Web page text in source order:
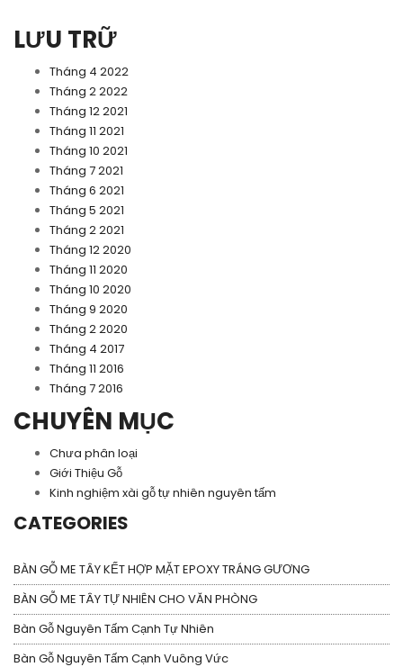
LƯU TRỮ
Tháng 4 2022
Tháng 2 2022
Tháng 12 2021
Tháng 11 2021
Tháng 10 2021
Tháng 7 2021
Tháng 6 2021
Tháng 5 2021
Tháng 2 2021
Tháng 12 2020
Tháng 11 2020
Tháng 10 2020
Tháng 9 2020
Tháng 2 2020
Tháng 4 2017
Tháng 11 2016
Tháng 7 2016
CHUYÊN MỤC
Chưa phân loại
Giới Thiệu Gỗ
Kinh nghiệm xài gỗ tự nhiên nguyên tấm
CATEGORIES
BÀN GỖ ME TÂY KẾT HỢP MẶT EPOXY TRÁNG GƯƠNG
BÀN GỖ ME TÂY TỰ NHIÊN CHO VĂN PHÒNG
Bàn Gỗ Nguyên Tấm Cạnh Tự Nhiên
Bàn Gỗ Nguyên Tấm Cạnh Vuông Vức